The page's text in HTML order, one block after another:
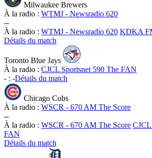
Milwaukee Brewers
À la radio : WTMJ - Newsradio 620
--
À la radio : WTMJ - Newsradio 620 KDKA
Détails du match
Toronto Blue Jays
À la radio : CJCL Sportsnet 590 The FAN
- : -Détails du match
Chicago Cubs
À la radio : WSCR - 670 AM The Score
--
À la radio : WSCR - 670 AM The Score CJCL
FAN
Détails du match